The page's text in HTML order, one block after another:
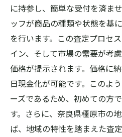
に持参し、簡単な受付を済ま
ッフが商品の種類や状態を基
を行います。この査定プロセ
イン、そして市場の需要が考
価格が提示されます。価格に
日現金化が可能です。このよ
ーズであるため、初めての方
す。さらに、奈良県橿原市の
ば、地域の特性を踏まえた査